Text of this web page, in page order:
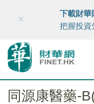
財華智庫網
×
下載財華
把握投資
同源康醫藥-